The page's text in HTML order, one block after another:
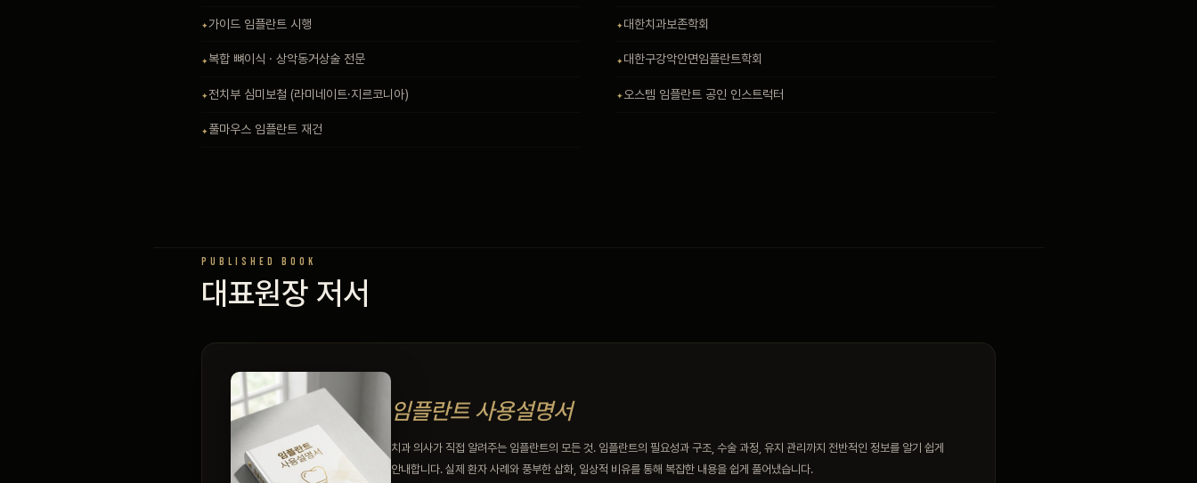
가이드 임플란트 시행
복합 뼈이식 · 상악동거상술 전문
전치부 심미보철 (라미네이트·지르코니아)
풀마우스 임플란트 재건
대한치과보존학회
대한구강악안면임플란트학회
오스템 임플란트 공인 인스트럭터
PUBLISHED BOOK
대표원장 저서
임플란트 사용설명서
치과 의사가 직접 알려주는 임플란트의 모든 것. 임플란트의 필요성과 구조, 수술 과정, 유지 관리까지 전반적인 정보를 알기 쉽게
안내합니다. 실제 환자 사례와 풍부한 삽화, 일상적 비유를 통해 복잡한 내용을 쉽게 풀어냈습니다.